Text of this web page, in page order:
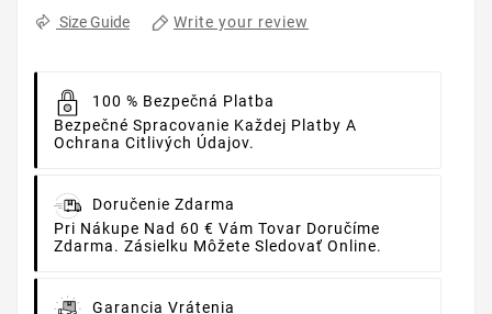
Size Guide Write your review
100 % Bezpečná Platba
Bezpečné Spracovanie Každej Platby A
Ochrana Citlivých Údajov.
Doručenie Zdarma
Pri Nákupe Nad 60 € Vám Tovar Doručíme
Zdarma. Zásielku Môžete Sledovať Online.
Garancia Vrátenia